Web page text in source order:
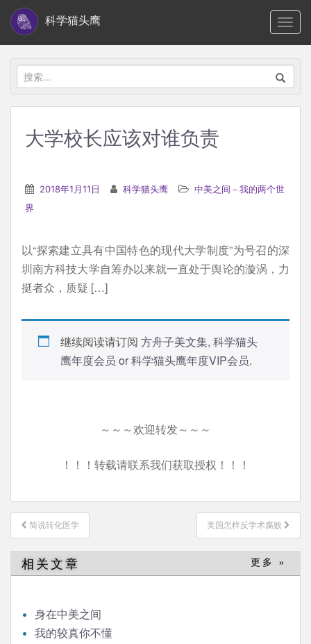
i
科学猫头鹰
搜
索：
大学校长应该对谁负责
2018年1月11日 科学猫头鹰
中美之间－我的两个世
界
以“探索建立具有中国特色的现代大学制度”为号召的深
圳南方科技大学自筹办以来就一直处于舆论的漩涡，力
挺者众，质疑 […]
继续阅读请订阅 方舟子美文集, 科学猫头
鹰年度会员 or科学猫头鹰年度VIP会员.
～～～欢迎转发～～～
！！！转载请联系我们获取授权！！！
文
章
导
航
简说转化医学 美国怎样反学术腐败
相关文章 更多 »
身在中美之间
我的较真你不懂